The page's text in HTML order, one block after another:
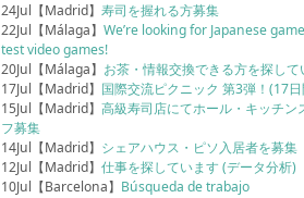
24Jul【Madrid】寿司を握れる方募集
22Jul【Málaga】We’re looking for Japanese
test video games!
20Jul【Málaga】 お茶・情報交換できる方を探して
17Jul【Madrid】 国際交流ピクニック 第3弾！(17
15Jul【Madrid】高級寿司店にてホール・キッチン
フ募集
14Jul【Madrid】 シェアハウス・ピソ入居者を募集
12Jul【Madrid】仕事を探しています (データ分析)
10Jul【Barcelona】 Búsqueda de trabajo